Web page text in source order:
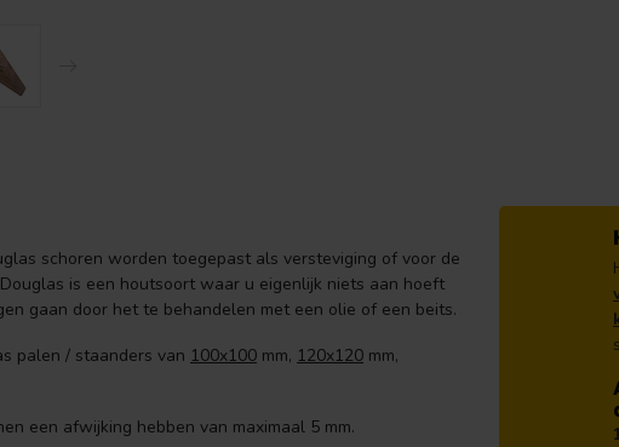
schoren worden toegepast als versteviging of voor de
is een houtsoort waar u eigenlijk niets aan hoeft
gaan door het te behandelen met een olie of een beits.
palen / staanders van 100x100 mm, 120x120 mm,
een afwijking hebben van maximaal 5 mm.